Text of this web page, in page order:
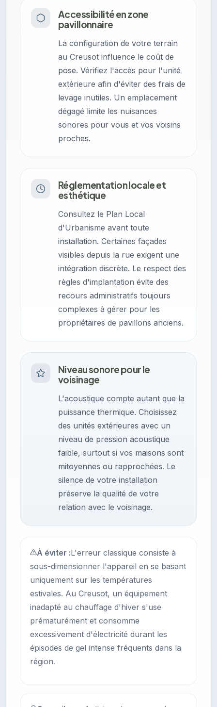
Accessibilité en zone
pavillonnaire
La configuration de votre terrain
au Creusot influence le coût de
pose. Vérifiez l'accès pour l'unité
extérieure afin d'éviter des frais de
levage inutiles. Un emplacement
dégagé limite les nuisances
sonores pour vous et vos voisins
proches.
Réglementation locale et
esthétique
Consultez le Plan Local
d'Urbanisme avant toute
installation. Certaines façades
visibles depuis la rue exigent une
intégration discrète. Le respect des
règles d'implantation évite des
recours administratifs toujours
complexes à gérer pour les
propriétaires de pavillons anciens.
Niveau sonore pour le
voisinage
L'acoustique compte autant que la
puissance thermique. Choisissez
des unités extérieures avec un
niveau de pression acoustique
faible, surtout si vos maisons sont
mitoyennes ou rapprochées. Le
silence de votre installation
préserve la qualité de votre
relation avec le voisinage.
À éviter :L'erreur classique consiste à
sous-dimensionner l'appareil en se basant
uniquement sur les températures
estivales. Au Creusot, un équipement
inadapté au chauffage d'hiver s'use
prématurément et consomme
excessivement d'électricité durant les
épisodes de gel intense fréquents dans la
région.